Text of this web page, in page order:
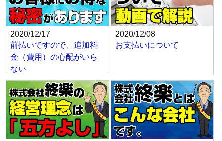
2020/12/17
前払いですので、追加料
金（費用）の心配がいら
ない
2020/12/08
お支払いについて